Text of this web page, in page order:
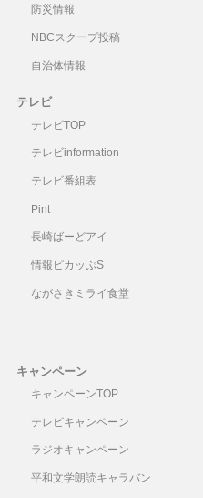
防災情報
NBCスクープ投稿
自治体情報
テレビ
テレビTOP
テレビinformation
テレビ番組表
Pint
長崎ばーどアイ
情報ピカッぷS
ながさきミライ食堂
キャンペーン
キャンペーンTOP
テレビキャンペーン
ラジオキャンペーン
平和文学朗読キャラバン